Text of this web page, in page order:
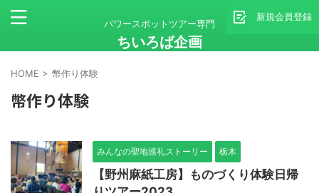
新規会員登録
パワースポットツアー専門
ちいろば企画
HOME > 幣作り体験
幣作り体験
みんなの聖地巡礼ストーリー 栃木
【野州麻紙工房】ものづくり体験日帰